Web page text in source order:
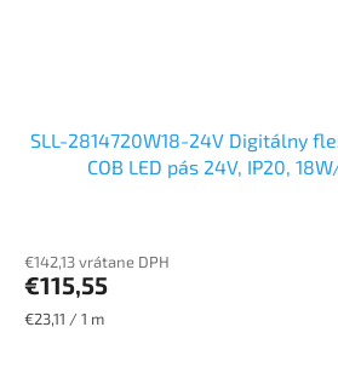
SLL-2814720W18-24V Digitálny
COB LED pás 24V, IP20,
€142,13 vrátane DPH
€115,55
Jednotková
€23,11 / 1 m